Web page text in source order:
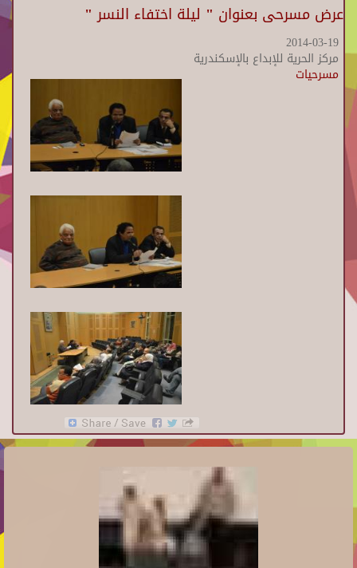
عرض مسرحى بعنوان " ليلة اختفاء النسر "
2014-03-19
مركز الحرية للإبداع بالإسكندرية
مسرحيات